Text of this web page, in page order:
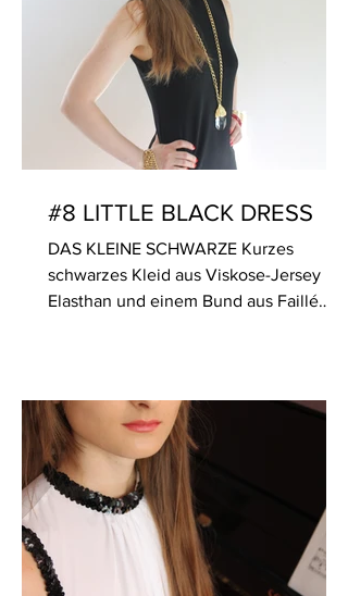
#8 LITTLE BLACK DRESS
DAS KLEINE SCHWARZE Kurzes
schwarzes Kleid aus Viskose-Jersey mit
Elasthan und einem Bund aus Faillé